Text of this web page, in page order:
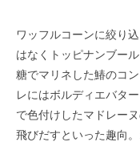
ワッフルコーンに絞り
はなくトッピナンブー
糖でマリネした鰆のコ
レにはボルディエバタ
で色付けしたマドレー
飛びだすといった趣向